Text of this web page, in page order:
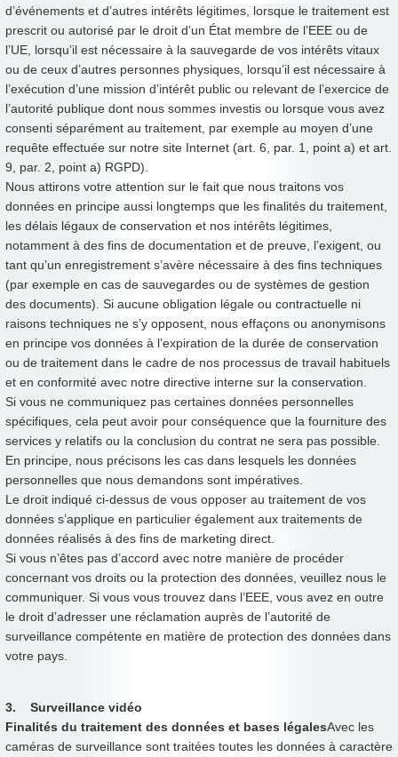
d’événements et d’autres intérêts légitimes, lorsque le traitement est
prescrit ou autorisé par le droit d’un État membre de l’EEE ou de
l’UE, lorsqu’il est nécessaire à la sauvegarde de vos intérêts vitaux
ou de ceux d’autres personnes physiques, lorsqu’il est nécessaire à
l’exécution d’une mission d’intérêt public ou relevant de l’exercice de
l’autorité publique dont nous sommes investis ou lorsque vous avez
consenti séparément au traitement, par exemple au moyen d’une
requête effectuée sur notre site Internet (art. 6, par. 1, point a) et art.
9, par. 2, point a) RGPD).
Nous attirons votre attention sur le fait que nous traitons vos
données en principe aussi longtemps que les finalités du traitement,
les délais légaux de conservation et nos intérêts légitimes,
notamment à des fins de documentation et de preuve, l’exigent, ou
tant qu’un enregistrement s’avère nécessaire à des fins techniques
(par exemple en cas de sauvegardes ou de systèmes de gestion
des documents). Si aucune obligation légale ou contractuelle ni
raisons techniques ne s’y opposent, nous effaçons ou anonymisons
en principe vos données à l’expiration de la durée de conservation
ou de traitement dans le cadre de nos processus de travail habituels
et en conformité avec notre directive interne sur la conservation.
Si vous ne communiquez pas certaines données personnelles
spécifiques, cela peut avoir pour conséquence que la fourniture des
services y relatifs ou la conclusion du contrat ne sera pas possible.
En principe, nous précisons les cas dans lesquels les données
personnelles que nous demandons sont impératives.
Le droit indiqué ci-dessus de vous opposer au traitement de vos
données s’applique en particulier également aux traitements de
données réalisés à des fins de marketing direct.
Si vous n’êtes pas d’accord avec notre manière de procéder
concernant vos droits ou la protection des données, veuillez nous le
communiquer. Si vous vous trouvez dans l’EEE, vous avez en outre
le droit d’adresser une réclamation auprès de l’autorité de
surveillance compétente en matière de protection des données dans
votre pays.
3. Surveillance vidéo
Finalités du traitement des données et bases légalesAvec les
caméras de surveillance sont traitées toutes les données à caractère